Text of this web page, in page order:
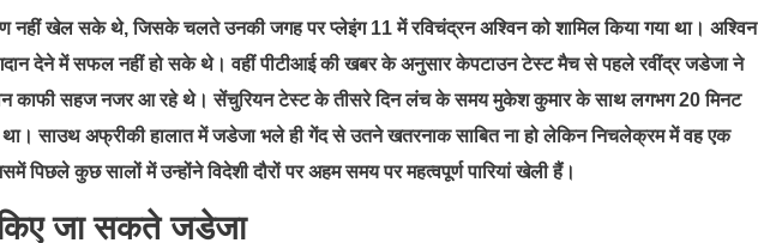
नहीं खेल सके थे, जिसके चलते उनकी जगह पर प्लेइंग 11 में रविचंद्रन अश्विन को शामिल किया गया था। अश्विन
देने में सफल नहीं हो सके थे। वहीं पीटीआई की खबर के अनुसार केपटाउन टेस्ट मैच से पहले रवींद्र जडेजा ने
काफी सहज नजर आ रहे थे। सेंचुरियन टेस्ट के तीसरे दिन लंच के समय मुकेश कुमार के साथ लगभग 20 मिनट
था। साउथ अफ्रीकी हालात में जडेजा भले ही गेंद से उतने खतरनाक साबित ना हो लेकिन निचलेक्रम में वह एक
कुछ सालों में उन्होंने विदेशी दौरों पर अहम समय पर महत्वपूर्ण पारियां खेली हैं।
जा सकते जडेजा